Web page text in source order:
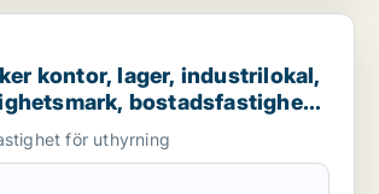
lager, industrilokal, klinik,
kontor, lager, industrilokal,
bostadsfastighet,
till salu i Stockholms
för uthyrning